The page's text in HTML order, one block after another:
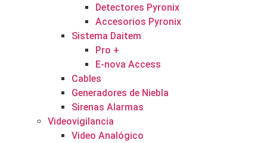
Detectores Pyronix
Accesorios Pyronix
Sistema Daitem
Pro +
E-nova Access
Cables
Generadores de Niebla
Sirenas Alarmas
Videovigilancia
Video Analógico